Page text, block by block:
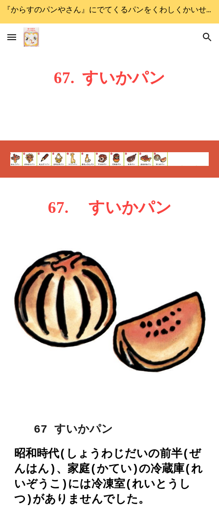
『からすのパンやさん』にでてくるパンをくわしくかいせつします
67. すいかパン
67. すいかパン
67 すいかパン
昭和時代(しょうわじだいの前半(ぜ
んはん)、家庭(かてい)の冷蔵庫(れ
いぞうこ)には冷凍室(れいとうし
つ)がありませんでした。